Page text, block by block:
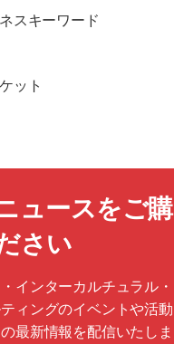
スキーワード
ット
ュースをご購
さい
インターカルチュラル・
ィングのイベントや活動
最新情報を配信いたしま